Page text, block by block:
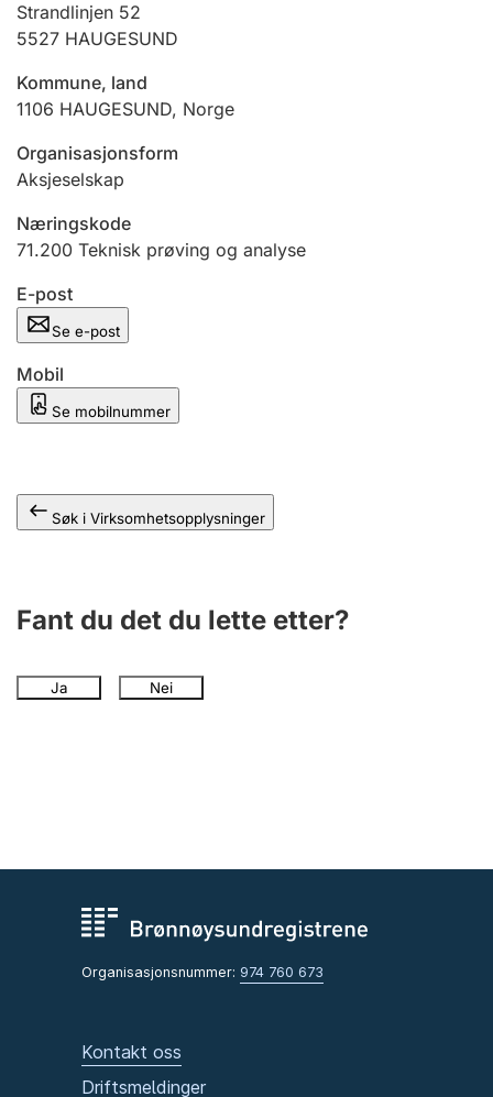
Offentlig sektor
Strandlinjen 52
5527 HAUGESUND
Kommune, land
1106 HAUGESUND, Norge
Organisasjonsform
Aksjeselskap
Næringskode
71.200 Teknisk prøving og analyse
E-post
Se e-post
Mobil
Se mobilnummer
Søk i Virksomhetsopplysninger
Fant du det du lette etter?
Ja Nei
Organisasjonsnummer: 974 760 673
Kontakt oss
Driftsmeldinger